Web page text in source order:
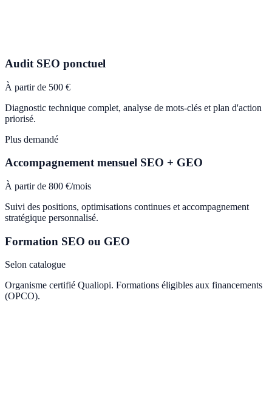
Audit SEO ponctuel
À partir de 500 €
Diagnostic technique complet, analyse de mots-clés et plan d'action
priorisé.
Plus demandé
Accompagnement mensuel SEO + GEO
À partir de 800 €/mois
Suivi des positions, optimisations continues et accompagnement
stratégique personnalisé.
Formation SEO ou GEO
Selon catalogue
Organisme certifié Qualiopi. Formations éligibles aux financements
(OPCO).